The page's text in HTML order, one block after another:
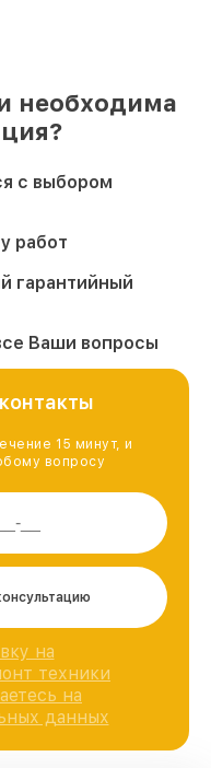
необходима
с выбором
работ
гарантийный
Ваши вопросы
15 минут, и
вопросу
на
техники
на
данных